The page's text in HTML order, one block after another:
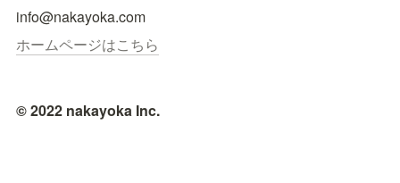
info@nakayoka.com
ホームページはこちら
© 2022 nakayoka Inc.